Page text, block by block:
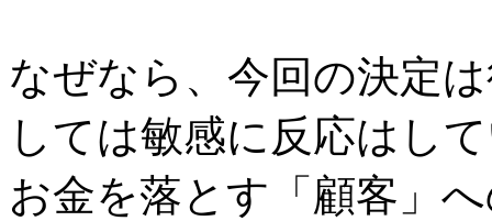
なぜなら、今回の決定
しては敏感に反応はし
お金を落とす「顧客」